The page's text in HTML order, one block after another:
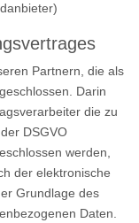
Partnern, die als
Darin
die zu
DSGVO
werden,
der elektronische
Grundlage des
Daten.